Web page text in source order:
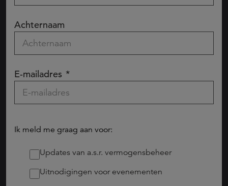
Achternaam
E-mailadres
Ik meld me graag aan voor:
Updates van a.s.r. vermogensbeheer
Uitnodigingen voor evenementen